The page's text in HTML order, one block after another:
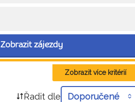
Zobrazit zájezdy
Zobrazit více kritérií
Řadit dle Doporučené